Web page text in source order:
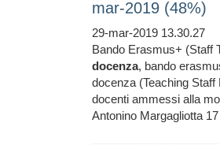
mar-2019 (48%)
29-mar-2019 13.30.27
Bando Erasmus+ (Staff
docenza, bando
docenza (Teaching
docenti ammessi alla
Antonino Margagliotta